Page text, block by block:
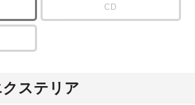
CD
ステリア